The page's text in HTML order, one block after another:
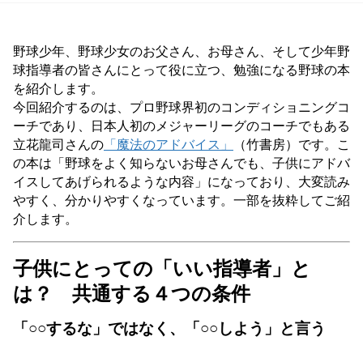
野球少年、野球少女のお父さん、お母さん、そして少年野
球指導者の皆さんにとって役に立つ、勉強になる野球の本
を紹介します。
今回紹介するのは、プロ野球界初のコンディショニングコ
ーチであり、日本人初のメジャーリーグのコーチでもある
立花龍司さんの 「魔法のアドバイス」
（竹書房）です。こ
の本は「野球をよく知らないお母さんでも、子供にアドバ
イスしてあげられるような内容」になっており、大変読み
やすく、分かりやすくなっています。一部を抜粋してご紹
介します。
子供にとっての「いい指導者」と
は？ 共通する４つの条件
「○○するな」ではなく、「○○しよう」と言う